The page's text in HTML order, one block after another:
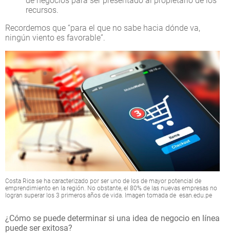
recursos.
Recordemos que “para el que no sabe hacia dónde va,
ningún viento es favorable”.
Costa Rica se ha caracterizado por ser uno de los de mayor potencial de
emprendimiento en la región. No obstante, el 80% de las nuevas empresas no
logran superar los 3 primeros años de vida. Imagen tomada de esan.edu.pe
¿Cómo se puede determinar si una idea de negocio en línea
puede ser exitosa?